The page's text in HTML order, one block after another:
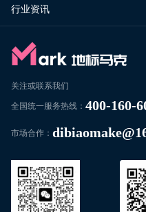
行业资讯
关注或联系我们
全国统一服务热线： 400-160-
市场合作：